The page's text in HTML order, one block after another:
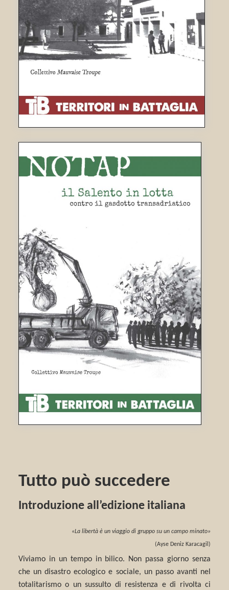
Tutto può succedere
Introduzione all’edizione italiana
«La libertà è un viaggio digruppo su un campo minato»
(Ayse Deniz Karacagil)
Viviamo in un tempo in bilico. Non passa giorno senza
che un disastro ecologico e sociale, un passo avanti nel
totalitarismo o un sussulto di resistenza e di rivolta ci